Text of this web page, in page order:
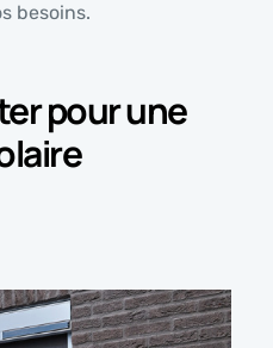
besoins.
pour une